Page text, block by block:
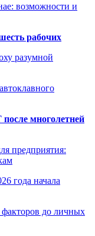
возможности и
рабочих
разумной
многолетней
предприятия:
года начала
факторов до личных